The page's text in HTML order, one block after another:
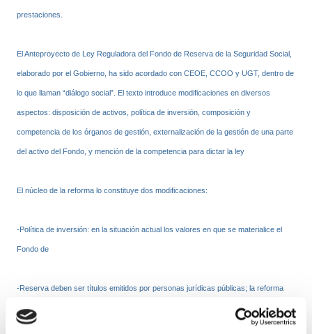
prestaciones.
El Anteproyecto de Ley Reguladora del Fondo de Reserva de la Seguridad Social,
elaborado por el Gobierno, ha sido acordado con CEOE, CCOO y UGT, dentro de
lo que llaman “diálogo social”. El texto introduce modificaciones en diversos
aspectos: disposición de activos, política de inversión, composición y
competencia de los órganos de gestión, externalización de la gestión de una parte
del activo del Fondo, y mención de la competencia para dictar la ley
El núcleo de la reforma lo constituye dos modificaciones:
-Política de inversión: en la situación actual los valores en que se materialice el
Fondo de
-Reserva deben ser títulos emitidos por personas jurídicas públicas; la reforma
establece la posibilidad de inversión en valores, acciones e instrumentos
financieros emitidos por entidades privadas, admitidos a negociación en el